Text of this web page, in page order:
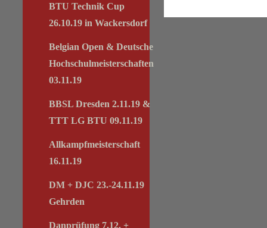
BTU Technik Cup
26.10.19 in Wackersdorf
Belgian Open & Deutsche
Hochschulmeisterschaften
03.11.19
BBSL Dresden 2.11.19 &
TTT LG BTU 09.11.19
Allkampfmeisterschaft
16.11.19
DM + DJC 23.-24.11.19
Gehrden
Danprüfung 7.12. +